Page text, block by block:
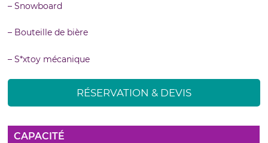
– Snowboard
– Bouteille de bière
– S*xtoy mécanique
RÉSERVATION & DEVIS
CAPACITÉ